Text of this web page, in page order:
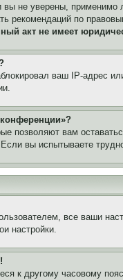
не уверены, применимо
рекомендаций по
акт не имеет
ваш IP-адрес
позволяют вам
вы испытываете
все ваши
настройки.
к другому часовому